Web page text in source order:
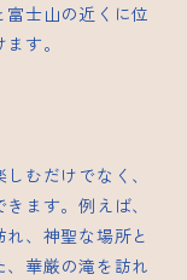
士山の近くに位
す。
むだけでなく、
ます。例えば、
、神聖な場所と
、華厳の滝を訪れ